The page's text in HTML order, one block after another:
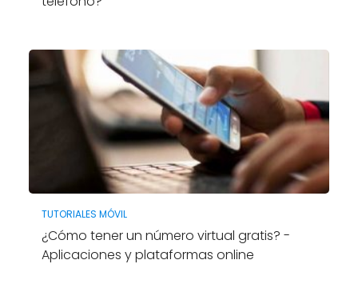
TUTORIALES MÓVIL
¿Cómo tener un número virtual gratis? -
Aplicaciones y plataformas online